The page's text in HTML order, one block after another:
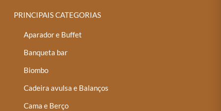
PRINCIPAIS CATEGORIAS
Aparador e Buffet
Banqueta bar
Biombo
Cadeira avulsa e Balanços
Cama e Berço